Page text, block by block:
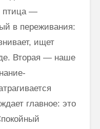
птица —
в переживания:
ищет
Вторая — наше
главное: это